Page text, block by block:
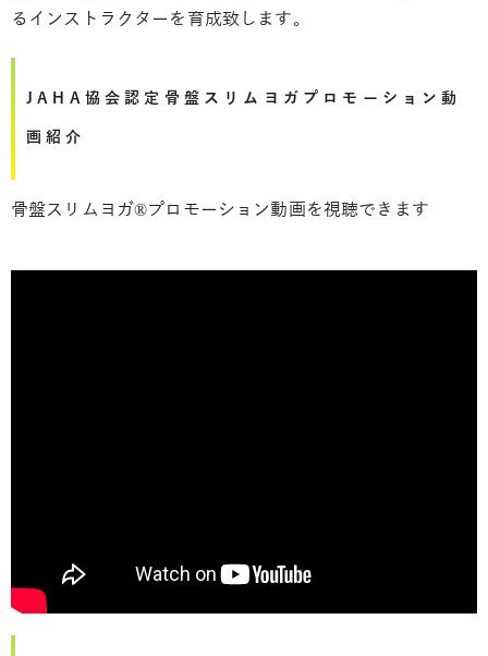
るインストラクターを育成致します。
JAHA協会認定骨盤スリムヨガプロモーション動
画紹介
骨盤スリムヨガ®プロモーション動画を視聴できます